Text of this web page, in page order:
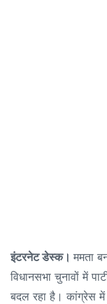
इंटरनेट डेस्क। ममता
विधानसभा चुनावों में
बदल रहा है। कांग्रेस